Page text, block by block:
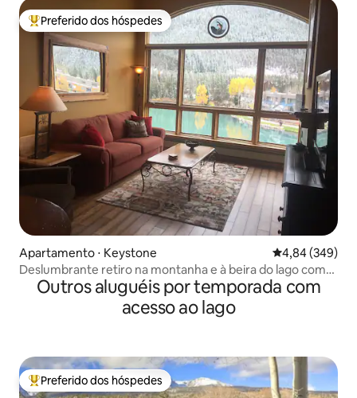
Entre os melhores preferidos dos hóspedes
Preferido dos hóspedes
Apartamento ⋅ Keystone 4,84 de uma
4,84 (349)
Deslumbrante retiro na montanha e à beira do lago com
vistas!
Outros aluguéis por temporada com
acesso ao lago
Entre os melhores preferidos dos hóspedes
Preferido dos hóspedes